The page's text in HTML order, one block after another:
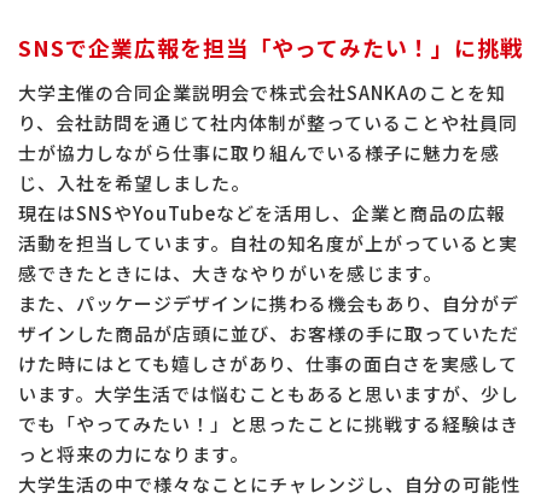
SNSで企業広報を担当「やってみたい！」に挑戦
大学主催の合同企業説明会で株式会社SANKAのことを知
り、会社訪問を通じて社内体制が整っていることや社員同
士が協力しながら仕事に取り組んでいる様子に魅力を感
じ、入社を希望しました。
現在はSNSやYouTubeなどを活用し、企業と商品の広報
活動を担当しています。自社の知名度が上がっていると実
感できたときには、大きなやりがいを感じます。
また、パッケージデザインに携わる機会もあり、自分がデ
ザインした商品が店頭に並び、お客様の手に取っていただ
けた時にはとても嬉しさがあり、仕事の面白さを実感して
います。大学生活では悩むこともあると思いますが、少し
でも「やってみたい！」と思ったことに挑戦する経験はき
っと将来の力になります。
大学生活の中で様々なことにチャレンジし、自分の可能性